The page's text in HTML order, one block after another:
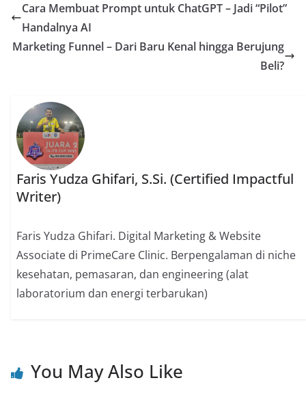
Cara Membuat Prompt untuk ChatGPT – Jadi “Pilot”
Handalnya AI
Marketing Funnel – Dari Baru Kenal hingga Berujung
Beli?
Faris Yudza Ghifari, S.Si. (Certified Impactful
Writer)
Faris Yudza Ghifari. Digital Marketing & Website
Associate di PrimeCare Clinic. Berpengalaman di niche
kesehatan, pemasaran, dan engineering (alat
laboratorium dan energi terbarukan)
You May Also Like